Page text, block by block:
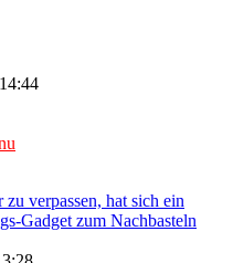
verpassen, hat sich ein
Gadget zum Nachbasteln